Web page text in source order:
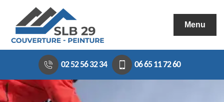
Menu
02 52 56 32 34 06 65 11 72 60